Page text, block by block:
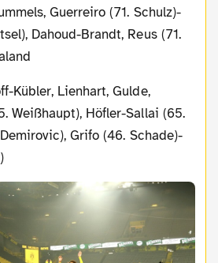
Guerreiro (71. Schulz)-
Dahoud-Brandt, Reus (71.
Kübler, Lienhart, Gulde,
Weißhaupt), Höfler-Sallai (65.
Grifo (46. Schade)-